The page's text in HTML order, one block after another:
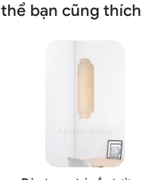
bạn cũng thích